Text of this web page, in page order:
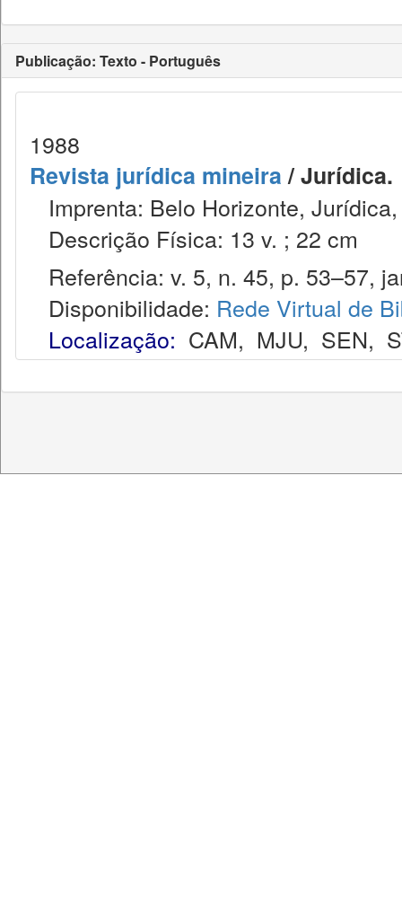
Publicação: Texto - Português
1988
Revista jurídica mineira/ Jurídica.
Imprenta: Belo Horizonte,
Descrição Física: 13 v. ; 22 cm
Referência: v. 5, n. 45, p. 53–57,
Disponibilidade: Rede Virtual de
Localização: CAM, MJU, SEN,